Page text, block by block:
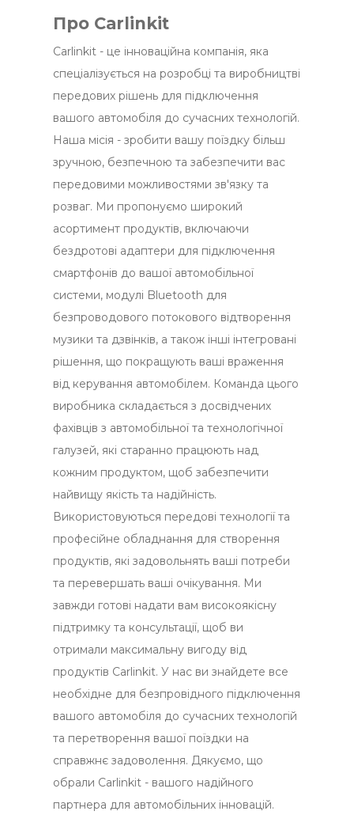
Про Сarlinkit
Carlinkit - це інноваційна компанія, яка
спеціалізується на розробці та виробництві
передових рішень для підключення
вашого автомобіля до сучасних технологій.
Наша місія - зробити вашу поїздку більш
зручною, безпечною та забезпечити вас
передовими можливостями зв'язку та
розваг. Ми пропонуємо широкий
асортимент продуктів, включаючи
бездротові адаптери для підключення
смартфонів до вашої автомобільної
системи, модулі Bluetooth для
безпроводового потокового відтворення
музики та дзвінків, а також інші інтегровані
рішення, що покращують ваші враження
від керування автомобілем. Команда цього
виробника складається з досвідчених
фахівців з автомобільної та технологічної
галузей, які старанно працюють над
кожним продуктом, щоб забезпечити
найвищу якість та надійність.
Використовуються передові технології та
професійне обладнання для створення
продуктів, які задовольнять ваші потреби
та перевершать ваші очікування. Ми
завжди готові надати вам високоякісну
підтримку та консультації, щоб ви
отримали максимальну вигоду від
продуктів Carlinkit. У нас ви знайдете все
необхідне для безпровідного підключення
вашого автомобіля до сучасних технологій
та перетворення вашої поїздки на
справжнє задоволення. Дякуємо, що
обрали Carlinkit - вашого надійного
партнера для автомобільних інновацій.